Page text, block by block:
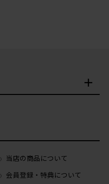
当店の商品について
会員登録・特典について